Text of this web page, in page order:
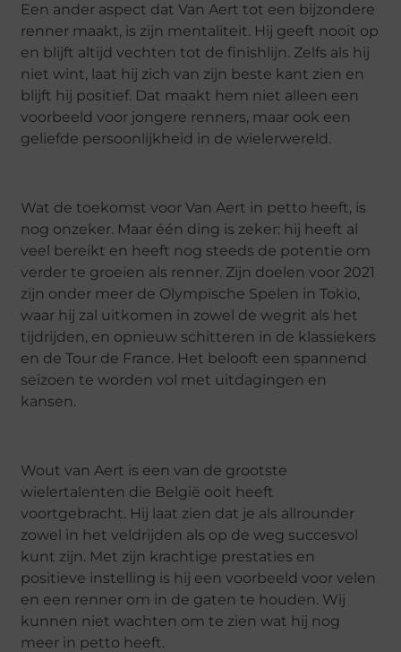
Een ander aspect dat Van Aert tot een bijzondere
renner maakt, is zijn mentaliteit. Hij geeft nooit op
en blijft altijd vechten tot de finishlijn. Zelfs als hij
niet wint, laat hij zich van zijn beste kant zien en
blijft hij positief. Dat maakt hem niet alleen een
voorbeeld voor jongere renners, maar ook een
geliefde persoonlijkheid in de wielerwereld.
Wat de toekomst voor Van Aert in petto heeft, is
nog onzeker. Maar één ding is zeker: hij heeft al
veel bereikt en heeft nog steeds de potentie om
verder te groeien als renner. Zijn doelen voor 2021
zijn onder meer de Olympische Spelen in Tokio,
waar hij zal uitkomen in zowel de wegrit als het
tijdrijden, en opnieuw schitteren in de klassiekers
en de Tour de France. Het belooft een spannend
seizoen te worden vol met uitdagingen en
kansen.
Wout van Aert is een van de grootste
wielertalenten die België ooit heeft
voortgebracht. Hij laat zien dat je als allrounder
zowel in het veldrijden als op de weg succesvol
kunt zijn. Met zijn krachtige prestaties en
positieve instelling is hij een voorbeeld voor velen
en een renner om in de gaten te houden. Wij
kunnen niet wachten om te zien wat hij nog
meer in petto heeft.